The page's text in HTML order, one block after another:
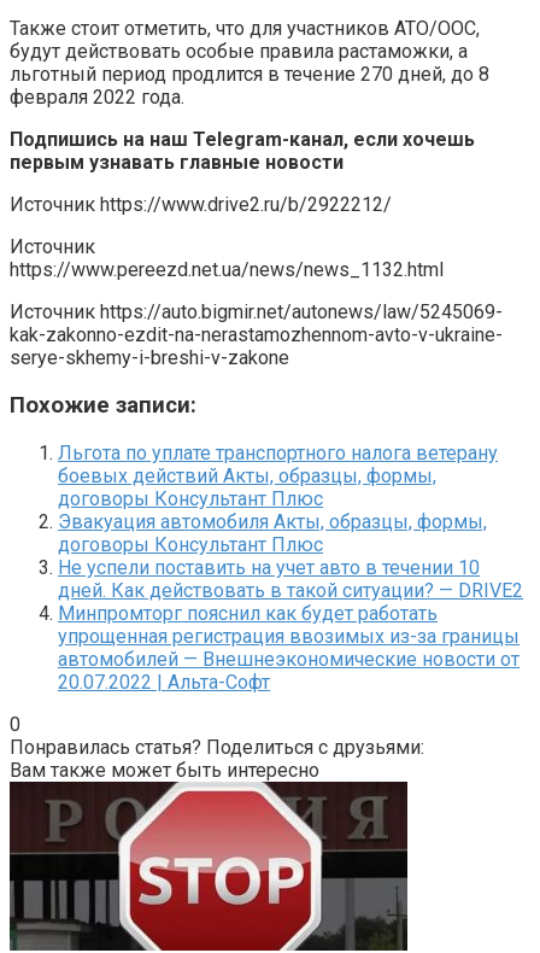
Также стоит отметить, что для участников АТО/ООС,
будут действовать особые правила растаможки, а
льготный период продлится в течение 270 дней, до 8
февраля 2022 года.
Подпишись на наш Telegram-канал, если хочешь
первым узнавать главные новости
Источник https://www.drive2.ru/b/2922212/
Источник
https://www.pereezd.net.ua/news/news_1132.html
Источник https://auto.bigmir.net/autonews/law/5245069-
kak-zakonno-ezdit-na-nerastamozhennom-avto-v-ukraine-
serye-skhemy-i-breshi-v-zakone
Похожие записи:
Льгота по уплате транспортного налога ветерану
боевых действий Акты, образцы, формы,
договоры Консультант Плюс
Эвакуация автомобиля Акты, образцы, формы,
договоры Консультант Плюс
Не успели поставить на учет авто в течении 10
дней. Как действовать в такой ситуации? — DRIVE2
Минпромторг пояснил как будет работать
упрощенная регистрация ввозимых из-за границы
автомобилей — Внешнеэкономические новости от
20.07.2022 | Альта-Софт
0
Понравилась статья? Поделиться с друзьями:
Вам также может быть интересно